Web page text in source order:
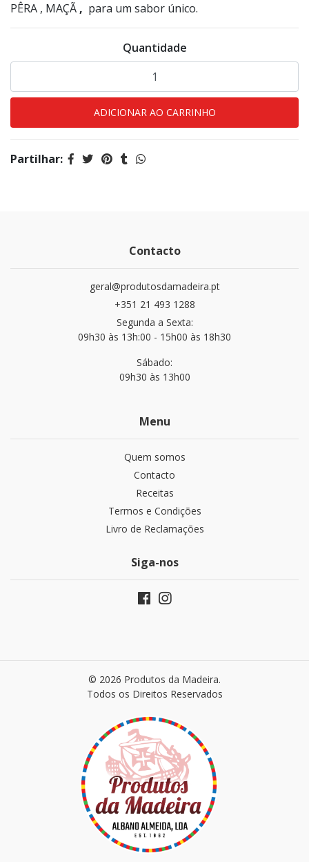
PÊRA , MAÇÃ , para um sabor único.
Quantidade
Partilhar:
Contacto
geral@produtosdamadeira.pt
+351 21 493 1288
Segunda a Sexta:
09h30 às 13h:00 - 15h00 às 18h30
Sábado:
09h30 às 13h00
Menu
Quem somos
Contacto
Receitas
Termos e Condições
Livro de Reclamações
Siga-nos
© 2026 Produtos da Madeira.
Todos os Direitos Reservados